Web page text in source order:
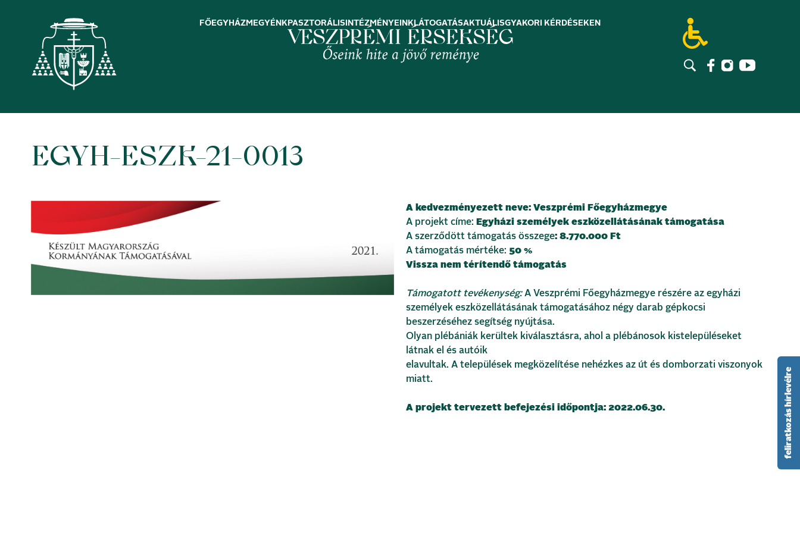
FŐEGYHÁZMEGYÉNK PASZTORÁLIS INTÉZMÉNYEINK LÁTOGATÁSAKTUÁLISGYAKORI KÉRDÉSEK EN
EGYH-ESZK-21-0013
A kedvezményezett neve: Veszprémi Főegyházmegye
A projekt címe: Egyházi személyek eszközellátásának támogatása
A szerződött támogatás összege: 8.770.000 Ft
A támogatás mértéke: 50 %
Vissza nem térítendő támogatás
Támogatott tevékenység:A Veszprémi Főegyházmegye részére az egyházi
személyek eszközellátásának támogatásához négy darab gépkocsi
beszerzéséhez segítség nyújtása.
Olyan plébániák kerültek kiválasztásra, ahol a plébánosok kistelepüléseket
látnak el és autóik
elavultak. A települések megközelítése nehézkes az út és domborzati viszonyok
miatt.
A projekt tervezett befejezési időpontja: 2022.06.30. feliratkozás hírlevélre